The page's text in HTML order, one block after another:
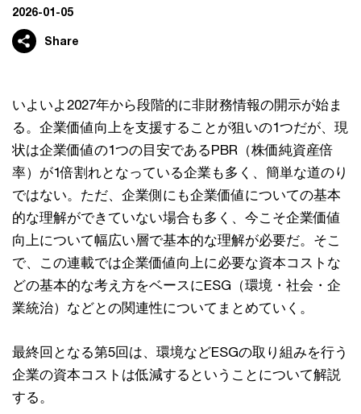
2026-01-05
Share
いよいよ2027年から段階的に⾮財務情報の開⽰が始ま
る。企業価値向上を⽀援することが狙いの1つだが、現
状は企業価値の1つの⽬安であるPBR（株価純資産倍
率）が1倍割れとなっている企業も多く、簡単な道のり
ではない。ただ、企業側にも企業価値についての基本
的な理解ができていない場合も多く、今こそ企業価値
向上について幅広い層で基本的な理解が必要だ。そこ
で、この連載では企業価値向上に必要な資本コストな
どの基本的な考え⽅をベースにESG（環境・社会・企
業統治）などとの関連性についてまとめていく。
最終回となる第5回は、環境などESGの取り組みを⾏う
企業の資本コストは低減するということについて解説
する。